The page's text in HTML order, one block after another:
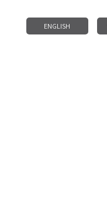
ENGLISH